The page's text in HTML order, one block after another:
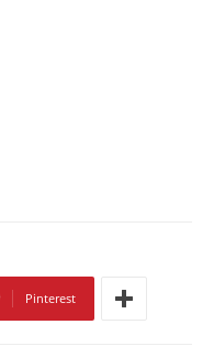
Pinterest